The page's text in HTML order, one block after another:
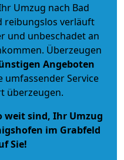
Umzug nach Bad
reibungslos verläuft
und unbeschadet an
Überzeugen
Angeboten
umfassender Service
überzeugen.
weit sind, Ihr Umzug
im Grabfeld
Sie!